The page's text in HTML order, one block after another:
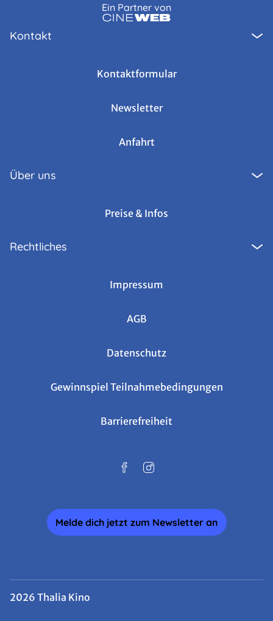
Ein Partner von
Kontakt
Kontaktformular
Newsletter
Anfahrt
Über uns
Preise & Infos
Rechtliches
Impressum
AGB
Datenschutz
Gewinnspiel Teilnahmebedingungen
Barrierefreiheit
Melde dich jetzt zum Newsletter an
2026 Thalia Kino